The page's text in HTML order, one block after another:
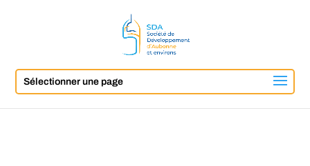
Sélectionner une page